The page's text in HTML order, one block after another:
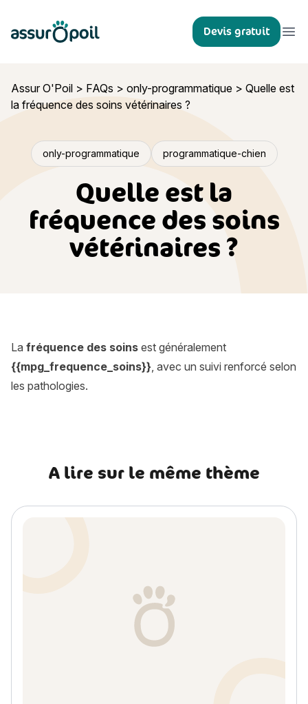
Assur O'Poil Devis gratuit
Assur O'Poil > FAQs > only-programmatique > Quelle est
la fréquence des soins vétérinaires ?
only-programmatique programmatique-chien
Quelle est la
fréquence des soins
vétérinaires ?
Quelle est la fréquence des soins vétérinaires ?
La fréquence des soins est généralement
{{mpg_frequence_soins}}, avec un suivi renforcé selon
les pathologies.
A lire sur le même thème